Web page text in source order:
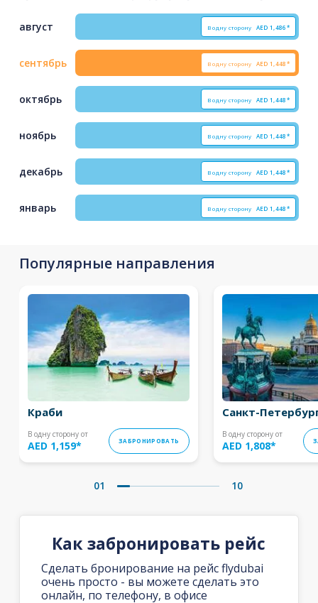
август В одну сторону AED 1,486*
сентябрь В одну сторону AED 1,448*
октябрь В одну сторону AED 1,448*
ноябрь В одну сторону AED 1,448*
декабрь В одну сторону AED 1,448*
январь В одну сторону AED 1,448*
Популярные направления
Краби
В одну сторону от
AED 1,159* ЗАБРОНИРОВАТЬ
Санкт-
В одну сторону от
AED 1,808*
01 10
Как забронировать рейс
Сделать бронирование на рейс flydubai
очень просто - вы можете сделать это
онлайн, по телефону, в офисе